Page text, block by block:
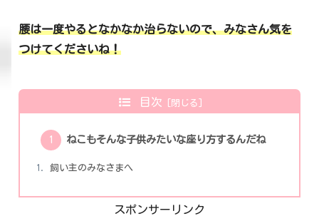
腰は一度やるとなかなか治らないので、みなさん気を
つけてくださいね！
目次
ねこもそんな子供みたいな座り方するんだね
飼い主のみなさまへ
スポンサーリンク